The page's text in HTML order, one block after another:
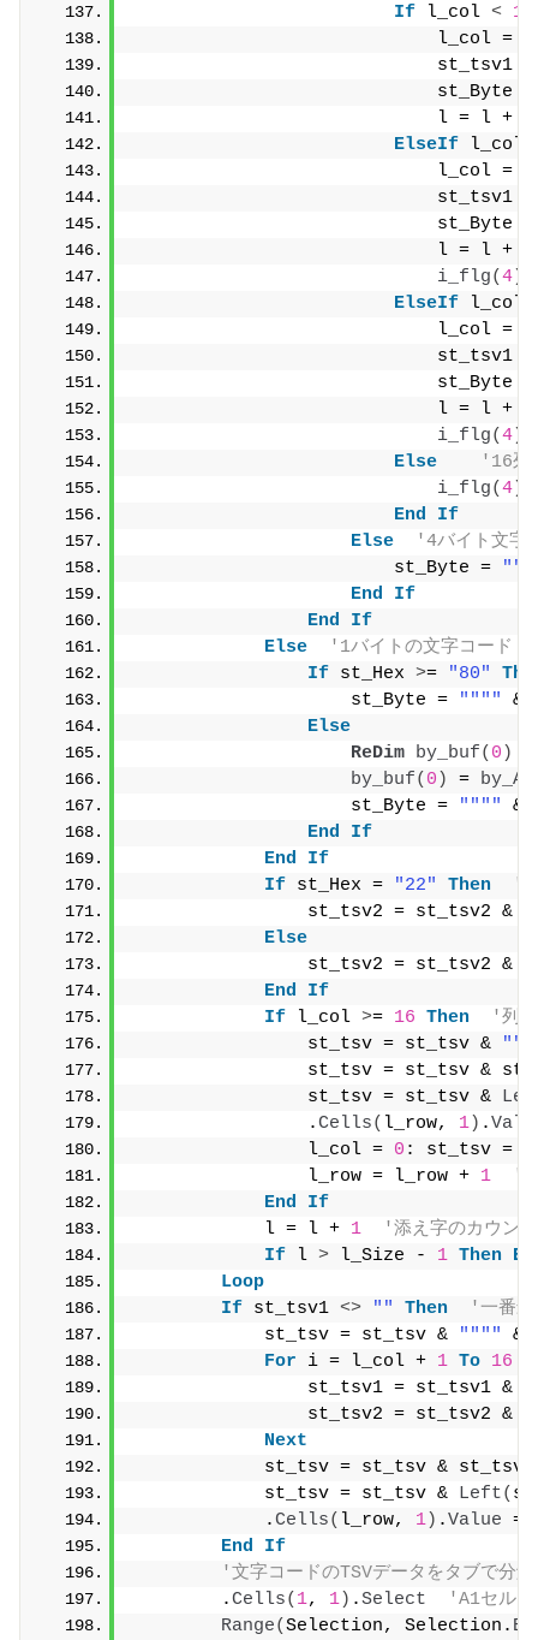
If l_col < 14
l_col =
st_tsv1
st_Byte
                            l = l +
ElseIf l_col
l_col =
st_tsv1
st_Byte
                            l = l +
i_flg(4)
ElseIf l_col
l_col =
st_tsv1
st_Byte
                            l = l +
i_flg(4)
Else
'16列
i_flg(4)
End
If
Else
'4バイト文字
                        st_Byte =
""
End
If
End
If
Else
'1バイトの文字コード
If st_Hex >= "80"
                    st_Byte =
"" "" &
Else
ReDim by_buf( 0 )
by_buf( 0 ) =
                    st_Byte =
"" "" &
End
If
End
If
If st_Hex = "22" Then
'
                st_tsv2 = st_tsv2 &
Else
st_tsv2 = st_tsv2
End
If
If l_col >= 16 Then
'列
                st_tsv = st_tsv &
""
st_tsv = st_tsv &
                st_tsv = st_tsv &
                .
Cells( l_row, 1) .
                l_col =
0 : st_tsv =
                l_row = l_row +
1
'
End
If
            l = l +
1
'添え字のカウン
If l > l_Size - 1 Then
Loop
If st_tsv1 <> "" Then
'一番最
            st_tsv = st_tsv &
"" "" &
For i = l_col + 1 To 16
st_tsv1 = st_tsv1 &
                st_tsv2 = st_tsv2 &
Next
            st_tsv = st_tsv & st_tsv1
            st_tsv = st_tsv &
Left(
            .
Cells( l_row, 1) .Value =
End
If
'文字コードのTSVデータをタブで分
        .
Cells( 1, 1) .Select
'A1セルを
Range(Selection, Selection.